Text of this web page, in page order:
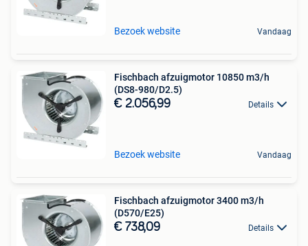
Bezoek website Vandaag
Fischbach afzuigmotor 10850 m3/h
(DS8-980/D2.5)
€ 2.056,99 Details
Bezoek website Vandaag
Fischbach afzuigmotor 3400 m3/h
(D570/E25)
€ 738,09 Details